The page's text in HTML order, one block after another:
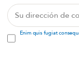
Enim quis fugiat